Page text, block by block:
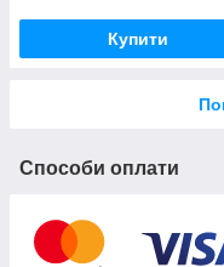
Купити
Способи оплати